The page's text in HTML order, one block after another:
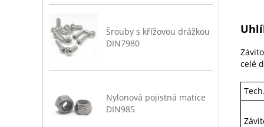
Šrouby s křížovou drážkou
DIN7980
Nylonová pojistná matice
DIN985
celé